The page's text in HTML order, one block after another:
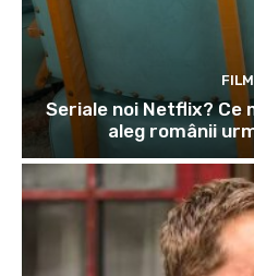
Seriale noi Netflix?
aleg românii